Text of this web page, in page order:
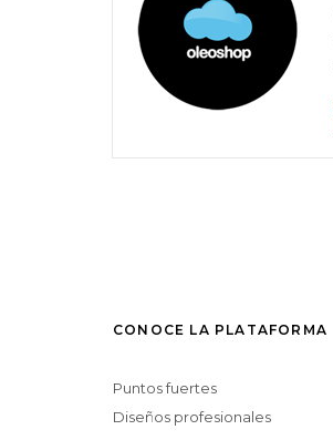
CONOCE LA PLATAFORMA
Puntos fuertes
Diseños profesionales